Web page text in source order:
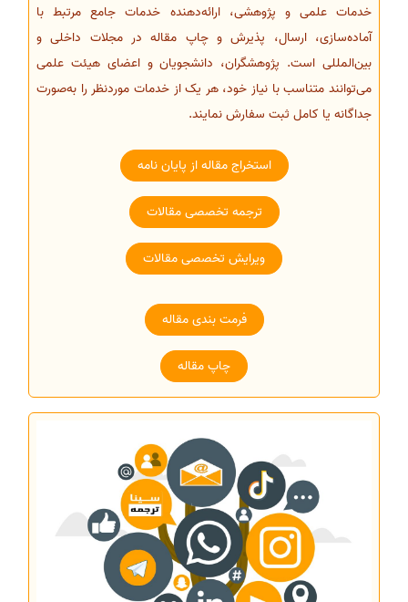
خدمات علمی و پژوهشی، ارائه‌دهنده خدمات جامع مرتبط با
آماده‌سازی، ارسال، پذیرش و چاپ مقاله در مجلات داخلی و
بین‌المللی است. پژوهشگران، دانشجویان و اعضای هیئت علمی
می‌توانند متناسب با نیاز خود، هر یک از خدمات موردنظر را به‌صورت
جداگانه یا کامل ثبت سفارش نمایند.
استخراج مقاله از پایان نامه
ترجمه تخصصی مقالات
ویرایش تخصصی مقالات
فرمت بندی مقاله
چاپ مقاله